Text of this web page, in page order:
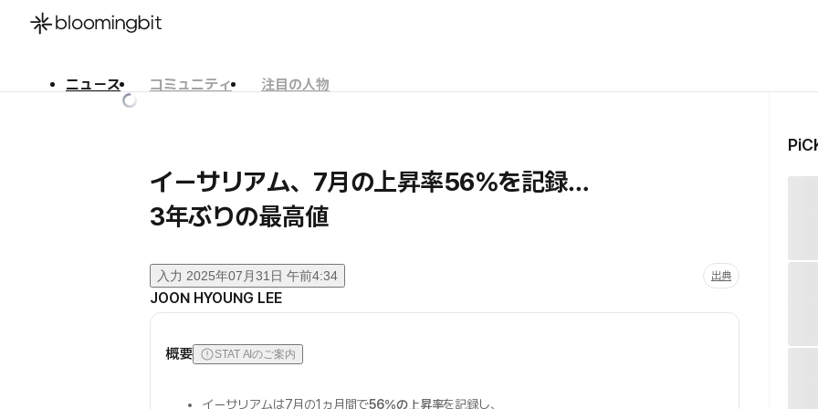
ニュース コミュニティ
注目の人物
イーサリアム、7月の上昇率56％を記録…
3年ぶりの最高値
入力 2025年07月31日 午前4:34 出典
JOON HYOUNG LEE
概要 STAT AIのご案内
イーサリアムは7月の1ヵ月間で56％の上昇率を記録し、